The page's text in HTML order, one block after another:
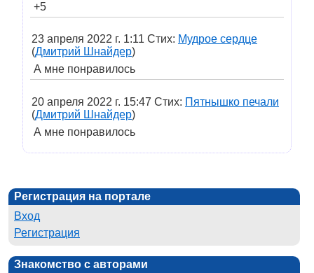
+5
23 апреля 2022 г. 1:11 Стих: Мудрое сердце
(Дмитрий Шнайдер)
А мне понравилось
20 апреля 2022 г. 15:47 Стих: Пятнышко печали
(Дмитрий Шнайдер)
А мне понравилось
Регистрация на портале
Вход
Регистрация
Знакомство с авторами